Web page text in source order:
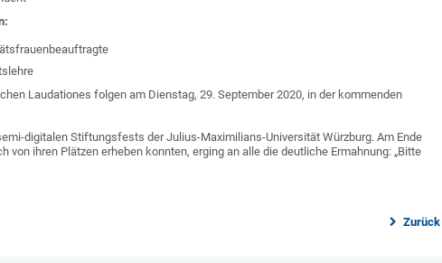
Laudationes folgen am Dienstag, 29. September 2020, in der kommenden
digitalen Stiftungsfests der Julius-Maximilians-Universität Würzburg. Am Ende
von ihren Plätzen erheben konnten, erging an alle die deutliche Ermahnung: „Bitte
Zurück